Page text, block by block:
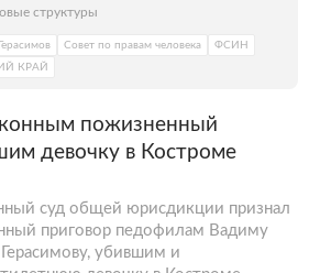
структуры
Совет по правам человека
ФСИН
КРАЙ
пожизненный
девочку в Костроме
суд общей юрисдикции признал
приговор педофилам Вадиму
убившим и